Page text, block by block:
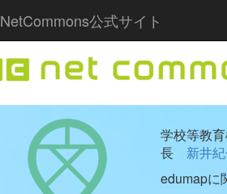
NetCommons公式サイト
学校等教
長 新井
edumapに